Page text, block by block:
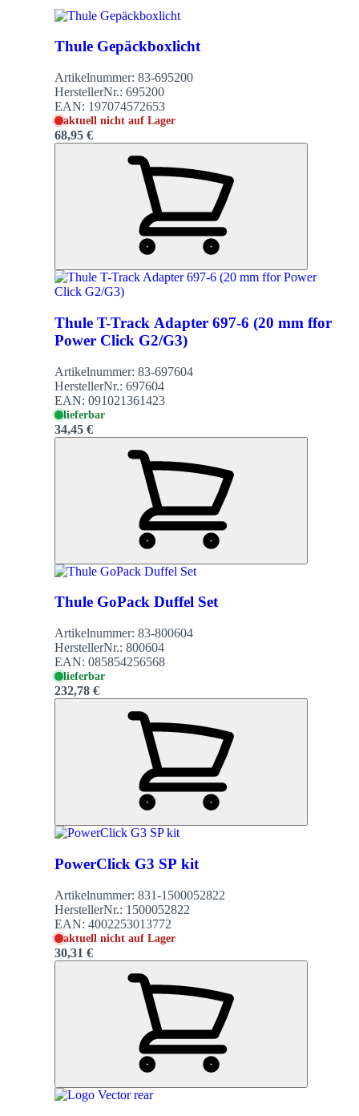
Thule Gepäckboxlicht
Artikelnummer: 83-695200
HerstellerNr.: 695200
EAN: 197074572653
aktuell nicht auf Lager
68,95 €
Thule T-Track Adapter 697-6 (20 mm ffor
Power Click G2/G3)
Artikelnummer: 83-697604
HerstellerNr.: 697604
EAN: 091021361423
lieferbar
34,45 €
Thule GoPack Duffel Set
Artikelnummer: 83-800604
HerstellerNr.: 800604
EAN: 085854256568
lieferbar
232,78 €
PowerClick G3 SP kit
Artikelnummer: 831-1500052822
HerstellerNr.: 1500052822
EAN: 4002253013772
aktuell nicht auf Lager
30,31 €